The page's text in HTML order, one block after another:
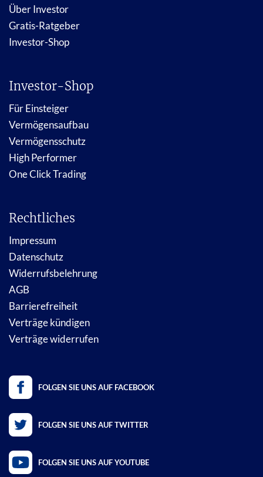
Über Investor
Gratis-Ratgeber
Investor-Shop
Investor-Shop
Für Einsteiger
Vermögensaufbau
Vermögensschutz
High Performer
One Click Trading
Rechtliches
Impressum
Datenschutz
Widerrufsbelehrung
AGB
Barrierefreiheit
Verträge kündigen
Verträge widerrufen
FOLGEN SIE UNS AUF FACEBOOK
FOLGEN SIE UNS AUF TWITTER
FOLGEN SIE UNS AUF YOUTUBE